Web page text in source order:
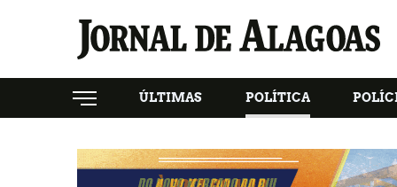
ÚLTIMAS POLÍTICA